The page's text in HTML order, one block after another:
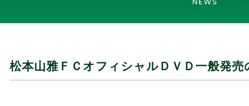
松本山雅ＦＣオフィシャルＤＶＤ一般発売